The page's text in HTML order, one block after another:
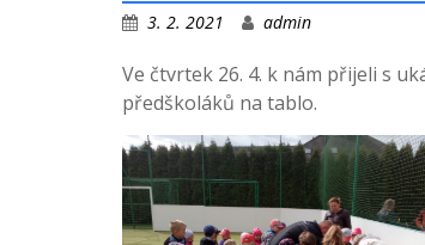
3. 2. 2021 admin
Ve čtvrtek 26. 4. k nám přijeli s
předškoláků na tablo.